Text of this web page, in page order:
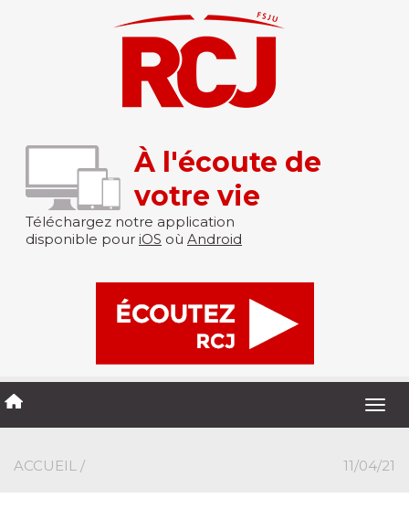
À l'écoute de
votre vie
Téléchargez notre application
disponible pour iOS où Android
ACCUEIL / 11/04/21